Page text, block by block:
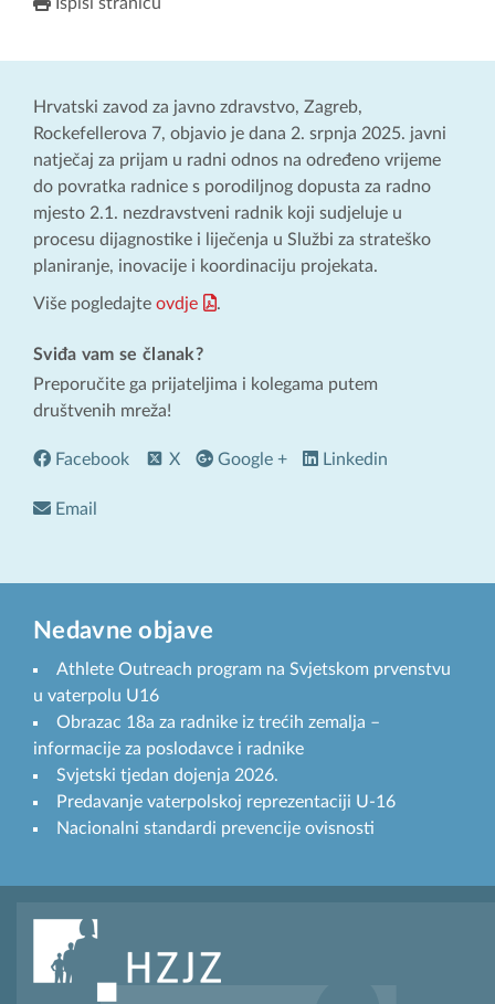
Ispiši stranicu
Hrvatski zavod za javno zdravstvo, Zagreb,
Rockefellerova 7, objavio je dana 2. srpnja 2025. javni
natječaj za prijam u radni odnos na određeno vrijeme
do povratka radnice s porodiljnog dopusta za radno
mjesto 2.1. nezdravstveni radnik koji sudjeluje u
procesu dijagnostike i liječenja u Službi za strateško
planiranje, inovacije i koordinaciju projekata.
Više pogledajte ovdje .
Sviđa vam se članak?
Preporučite ga prijateljima i kolegama putem
društvenih mreža!
Facebook X Google + Linkedin
Email
Nedavne objave
Athlete Outreach program na Svjetskom prvenstvu
u vaterpolu U16
Obrazac 18a za radnike iz trećih zemalja –
informacije za poslodavce i radnike
Svjetski tjedan dojenja 2026.
Predavanje vaterpolskoj reprezentaciji U-16
Nacionalni standardi prevencije ovisnosti